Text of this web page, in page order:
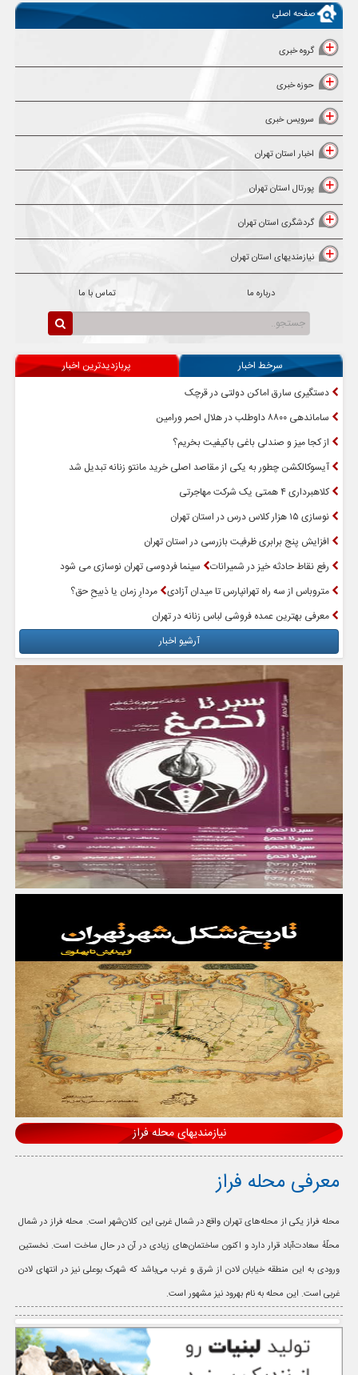
صفحه اصلی
گروه خبری
حوزه خبری
سرویس خبری
اخبار استان تهران
پورتال استان تهران
گردشگری استان تهران
نیازمندیهای استان تهران
درباره ما تماس با ما
سرخط اخبار
پربازدیدترین اخبار
دستگیری سارق اماکن دولتی در قرچک
ساماندهی ۸۸۰۰ داوطلب در هلال احمر ورامین
از کجا میز و صندلی باغی باکیفیت بخریم؟
آیسوکالکشن چطور به یکی از مقاصد اصلی خرید مانتو زنانه تبدیل شد
کلاهبرداری ۴ همتی یک شرکت مهاجرتی
نوسازی ۱۵ هزار کلاس درس در استان تهران
افزایش پنج برابری ظرفیت بازرسی در استان تهران
رفع نقاط حادثه خیز در شمیرانات
سینما فردوسی تهران نوسازی می شود
متروباس از سه راه تهرانپارس تا میدان آزادی مردارِ زمان یا ذبیحِ حق؟
معرفی بهترین عمده فروشی لباس زنانه در تهران
آرشیو اخبار
نیازمندیهای محله فراز
معرفی محله فراز
محله فراز یکی از محله‌های تهران واقع در شمال غربی این کلان‌شهر است. محله فراز در شمال
محلّهٔ سعادت‌آباد قرار دارد و اکنون ساختمان‌های زیادی در آن در حال ساخت است. نخستین
ورودی به این منطقه خیابان لادن از شرق و غرب می‌باشد که شهرک بوعلی نیز در انتهای لادن
غربی است. این محله به نام بهرود نیز مشهور است.